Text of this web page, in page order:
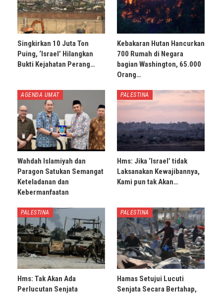
Singkirkan 10 Juta Ton
Puing, ‘Israel’ Hilangkan
Bukti Kejahatan Perang…
Kebakaran Hutan Hancurkan
700 Rumah di Negara
bagian Washington, 65.000
Orang…
AGENDA UMAT
Wahdah Islamiyah dan
Paragon Satukan Semangat
Keteladanan dan
Kebermanfaatan
PALESTINA
Hms: Jika ‘Israel’ tidak
Laksanakan Kewajibannya,
Kami pun tak Akan…
PALESTINA
Hms: Tak Akan Ada
Perlucutan Senjata
PALESTINA
Hamas Setujui Lucuti
Senjata Secara Bertahap,